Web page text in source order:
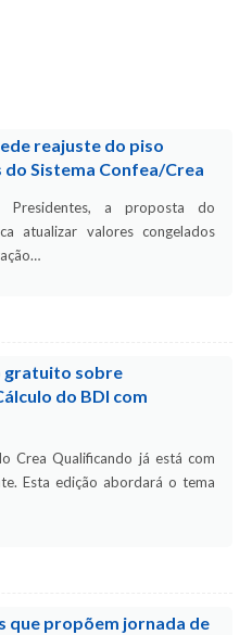
reajuste do piso
Sistema Confea/Crea
a proposta do
atualizar valores congelados
gratuito sobre
do BDI com
Crea Qualificando já está com
Esta edição abordará o tema
que propõem jornada de